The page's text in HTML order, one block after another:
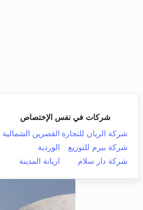
شركات في نفس الإختصاص
شركة الريان للتجارة القصرين الشمالية
شركة بيرم للتوزيع
الوردية
شركة دار سلام
اريانة المدينة